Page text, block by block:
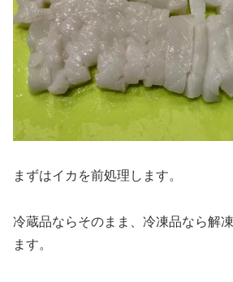
まずはイカを前処理します。
冷蔵品ならそのまま、冷凍品なら解
ます。